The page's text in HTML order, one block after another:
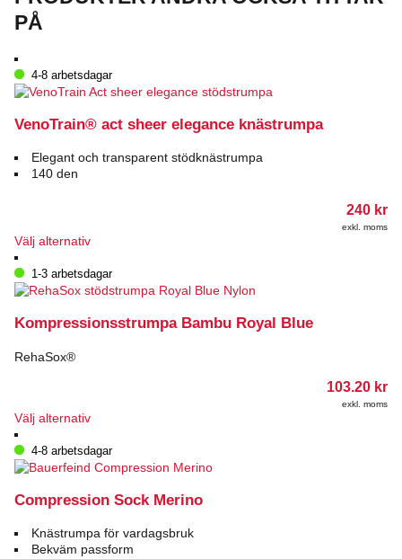
PÅ
4-8 arbetsdagar
VenoTrain® act sheer elegance knästrumpa
Elegant och transparent stödknästrumpa
140 den
240 kr
exkl. moms
Välj alternativDen
produkten
har
varianter.
på
1-3 arbetsdagar
Kompressionsstrumpa Bambu Royal Blue
RehaSox®
103.20 kr
exkl. moms
Välj alternativDen
produkten
har
varianter.
olika
alternativen
4-8 arbetsdagar
Compression Sock Merino
Knästrumpa för vardagsbruk
Bekväm passform